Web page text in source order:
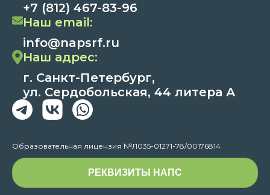
+7 (812) 467-83-96
Наш email:
info@napsrf.ru
Наш адрес:
г. Санкт-Петербург,
ул. Сердобольская, 44 литера А
Образовательная лицензия №Л035-01271-78/00176814
РЕКВИЗИТЫ НАПС